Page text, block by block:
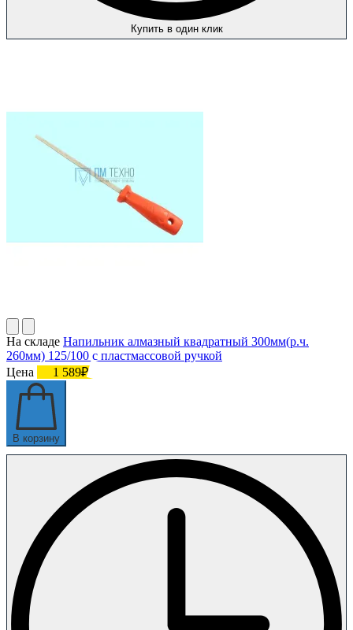
Купить в один клик
На складе Напильник алмазный квадратный 300мм(р.ч.
260мм) 125/100 с пластмассовой ручкой
Цена
1 589₽
В корзину